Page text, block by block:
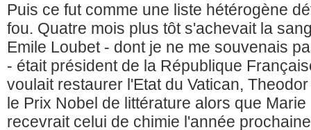
Puis ce fut comme une liste hétérogène
fou. Quatre mois plus tôt s'achevait la
Emile Loubet - dont je ne me souvenais
- était président de la République
voulait restaurer l'Etat du Vatican,
le Prix Nobel de littérature alors que
recevrait celui de chimie l'année